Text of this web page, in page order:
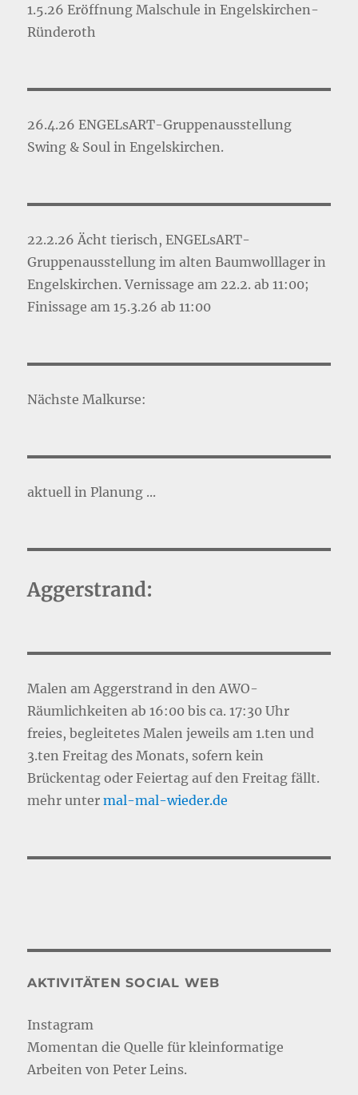
1.5.26 Eröffnung Malschule in Engelskirchen-
Ründeroth
26.4.26 ENGELsART-Gruppenausstellung
Swing & Soul in Engelskirchen.
22.2.26 Ächt tierisch, ENGELsART-
Gruppenausstellung im alten Baumwolllager in
Engelskirchen. Vernissage am 22.2. ab 11:00;
Finissage am 15.3.26 ab 11:00
Nächste Malkurse:
aktuell in Planung ...
Aggerstrand:
Malen am Aggerstrand in den AWO-
Räumlichkeiten ab 16:00 bis ca. 17:30 Uhr
freies, begleitetes Malen jeweils am 1.ten und
3.ten Freitag des Monats, sofern kein
Brückentag oder Feiertag auf den Freitag fällt.
mehr untermal-mal-wieder.de
AKTIVITÄTEN SOCIAL WEB
Instagram
Momentan die Quelle für kleinformatige
Arbeiten von Peter Leins.